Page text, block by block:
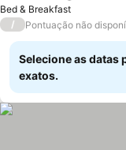
Bed & Breakfast
Ver preços
/ Pontuação não
Selecione as datas
exatos.